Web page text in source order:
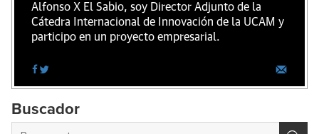
Alfonso X El Sabio, soy Director Adjunto de la
Cátedra Internacional de Innovación de la UCAM y
participo en un proyecto empresarial.
Buscador